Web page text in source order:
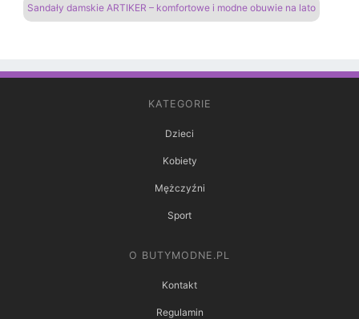
Sandały damskie ARTIKER – komfortowe i modne obuwie na lato
KATEGORIE
Dzieci
Kobiety
Mężczyźni
Sport
O BUTYMODNE.PL
Kontakt
Regulamin